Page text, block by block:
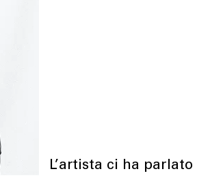
L’artista ci ha